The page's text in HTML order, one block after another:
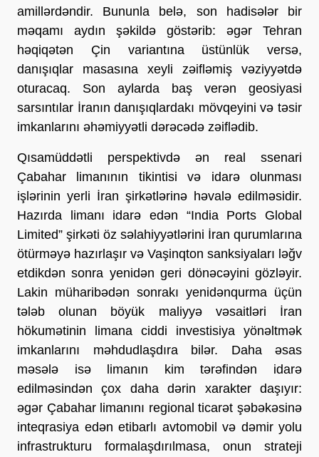
amillərdəndir. Bununla belə, son hadisələr bir
məqamı aydın şəkildə göstərib: əgər Tehran
həqiqətən Çin variantına üstünlük versə,
danışıqlar masasına xeyli zəifləmiş vəziyyətdə
oturacaq. Son aylarda baş verən geosiyasi
sarsıntılar İranın danışıqlardakı mövqeyini və təsir
imkanlarını əhəmiyyətli dərəcədə zəiflədib.
Qısamüddətli perspektivdə ən real ssenari
Çabahar limanının tikintisi və idarə olunması
işlərinin yerli İran şirkətlərinə həvalə edilməsidir.
Hazırda limanı idarə edən “India Ports Global
Limited” şirkəti öz səlahiyyətlərini İran qurumlarına
ötürməyə hazırlaşır və Vaşinqton sanksiyaları ləğv
etdikdən sonra yenidən geri dönəcəyini gözləyir.
Lakin müharibədən sonrakı yenidənqurma üçün
tələb olunan böyük maliyyə vəsaitləri İran
hökumətinin limana ciddi investisiya yönəltmək
imkanlarını məhdudlaşdıra bilər. Daha əsas
məsələ isə limanın kim tərəfindən idarə
edilməsindən çox daha dərin xarakter daşıyır:
əgər Çabahar limanını regional ticarət şəbəkəsinə
inteqrasiya edən etibarlı avtomobil və dəmir yolu
infrastrukturu formalaşdırılmasa, onun strateji